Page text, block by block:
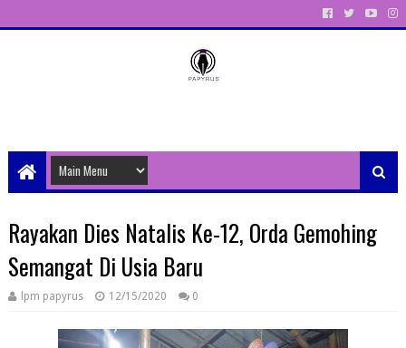
Rayakan Dies Natalis Ke-12, Orda Gemohing
Semangat Di Usia Baru
lpm papyrus 12/15/2020 0